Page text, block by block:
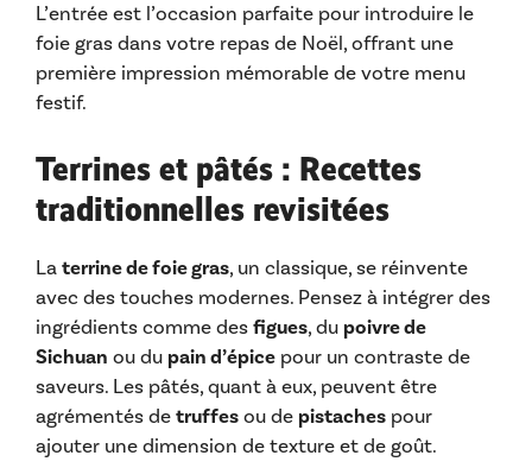
L’entrée est l’occasion parfaite pour introduire le
foie gras dans votre repas de Noël, offrant une
première impression mémorable de votre menu
festif.
Terrines et pâtés : Recettes
traditionnelles revisitées
La terrine de foie gras, un classique, se réinvente
avec des touches modernes. Pensez à intégrer des
ingrédients comme des figues, du poivre de
Sichuan ou du pain d’épice pour un contraste de
saveurs. Les pâtés, quant à eux, peuvent être
agrémentés de truffes ou de pistaches pour
ajouter une dimension de texture et de goût.